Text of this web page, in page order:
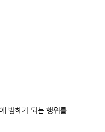
방해가 되는 행위를